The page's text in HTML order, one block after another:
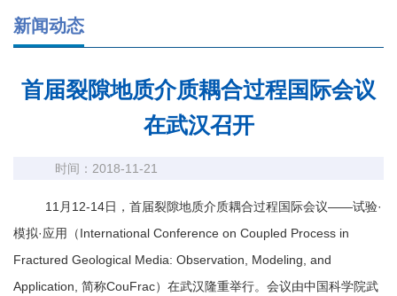
新闻动态
首届裂隙地质介质耦合过程国际会议
在武汉召开
时间：2018-11-21
11月 12-14日，首届裂隙地质介质耦合过程国际会议——试验·
模拟·应用（International Conference on Coupled Process in
Fractured Geological Media: Observation, Modeling, and
Application, 简称CouFrac）在武汉隆重举行。会议由中国科学院武